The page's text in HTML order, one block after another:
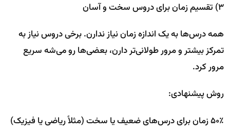
۳) تقسیم زمان برای دروس سخت و آسان
همه درس‌ها به یک اندازه زمان نیاز ندارن. برخی دروس نیاز به
تمرکز بیشتر و مرور طولانی‌تر دارن، بعضی‌ها رو می‌شه سریع
مرور کرد.
روش پیشنهادی:
۵۰٪ زمان برای درس‌های ضعیف یا سخت (مثلاً ریاضی یا فیزیک)